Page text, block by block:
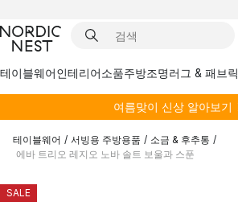
테이블웨어인테리어소품주방조명러그 & 패브릭
여름맞이 신상 알아보기
테이블웨어 / 서빙용 주방용품 / 소금 & 후추통 /
에바 트리오 레지오 노바 솔트 보울과 스푼
SALE